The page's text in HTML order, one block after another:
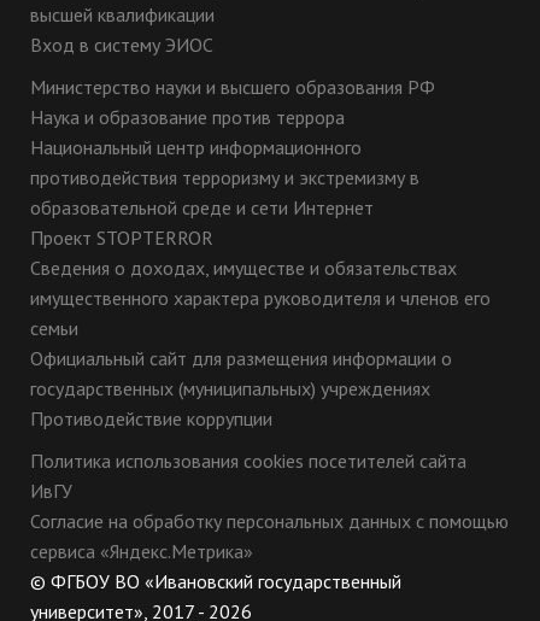
высшей квалификации
Вход в систему ЭИОС
Министерство науки и высшего образования РФ
Наука и образование против террора
Национальный центр информационного
противодействия терроризму и экстремизму в
образовательной среде и сети Интернет
Проект STOPTERROR
Сведения о доходах, имуществе и обязательствах
имущественного характера руководителя и членов его
семьи
Официальный сайт для размещения информации о
государственных (муниципальных) учреждениях
Противодействие коррупции
Политика использования cookies посетителей сайта
ИвГУ
Согласие на обработку персональных данных с помощью
сервиса «Яндекс.Метрика»
© ФГБОУ ВО «Ивановский государственный
университет», 2017 - 2026